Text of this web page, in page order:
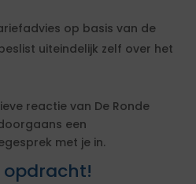
op basis van de
uiteindelijk zelf over het
reactie van De Ronde
een
met je in.
opdracht!